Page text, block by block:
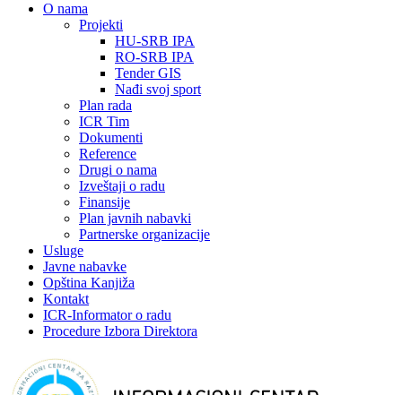
О nama
Projekti
HU-SRB IPA
RO-SRB IPA
Tender GIS
Nađi svoj sport
Plan rada
ICR Tim
Dokumenti
Reference
Drugi o nama
Izveštaji o radu
Finansije
Plan javnih nabavki
Partnerske organizacije
Usluge
Javne nabavke
Opština Kanjiža
Kontakt
ICR-Informator o radu
Procedure Izbora Direktora